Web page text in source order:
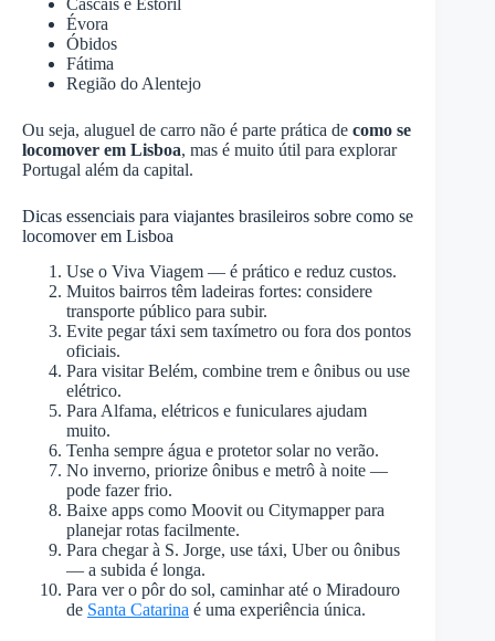
Évora
Óbidos
Fátima
Região do Alentejo
Ou seja, aluguel de carro não é parte prática de como se
locomover em Lisboa, mas é muito útil para explorar
Portugal além da capital.
Dicas essenciais para viajantes brasileiros sobre como se
locomover em Lisboa
Use o Viva Viagem — é prático e reduz custos.
Muitos bairros têm ladeiras fortes: considere
transporte público para subir.
Evite pegar táxi sem taxímetro ou fora dos pontos
oficiais.
Para visitar Belém, combine trem e ônibus ou use
elétrico.
Para Alfama, elétricos e funiculares ajudam
muito.
Tenha sempre água e protetor solar no verão.
No inverno, priorize ônibus e metrô à noite —
pode fazer frio.
Baixe apps como Moovit ou Citymapper para
planejar rotas facilmente.
Para chegar à S. Jorge, use táxi, Uber ou ônibus
— a subida é longa.
Para ver o pôr do sol, caminhar até o Miradouro
de Santa Catarina é uma experiência única.